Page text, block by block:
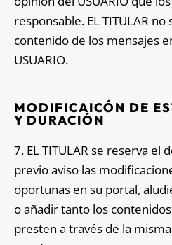
responsable. EL TITULAR
contenido de los mensajes
USUARIO.
MODIFICAICÓN DE
Y DURACIÓN
7. EL TITULAR se reserva el
previo aviso las
oportunas en su portal,
o añadir tanto los
presten a través de la